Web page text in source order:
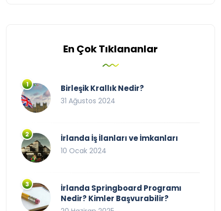
En Çok Tıklananlar
Birleşik Krallık Nedir?
31 Ağustos 2024
İrlanda İş İlanları ve İmkanları
10 Ocak 2024
İrlanda Springboard Programı
Nedir? Kimler Başvurabilir?